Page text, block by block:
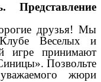
Представление
друзья! Мы
Веселых и
игре принимают
Позвольте
жюри